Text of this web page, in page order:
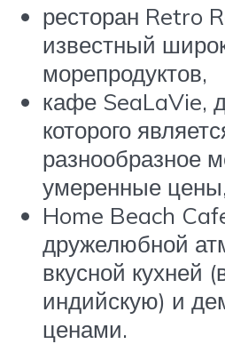
ресторан Retro
известный
морепродуктов,
кафе SeaLaVie,
которого
разнообразное
умеренные цены,
Home Beach
дружелюбной
вкусной кухней
индийскую) и
ценами.